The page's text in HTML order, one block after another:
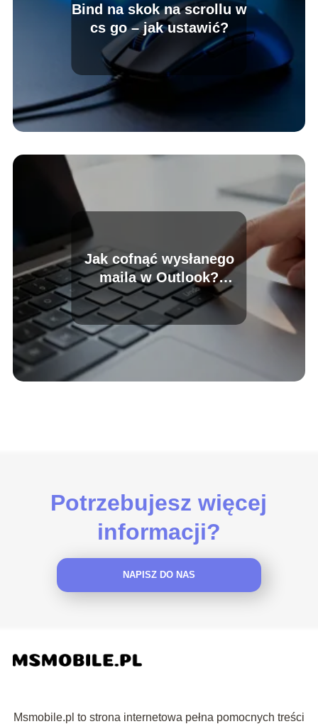
Bind na skok na scrollu w
cs go – jak ustawić?
Jak cofnąć wysłanego
maila w Outlook?
Poradnik krok po kroku
Potrzebujesz więcej
informacji?
NAPISZ DO NAS
Msmobile.pl to strona internetowa pełna pomocnych treści